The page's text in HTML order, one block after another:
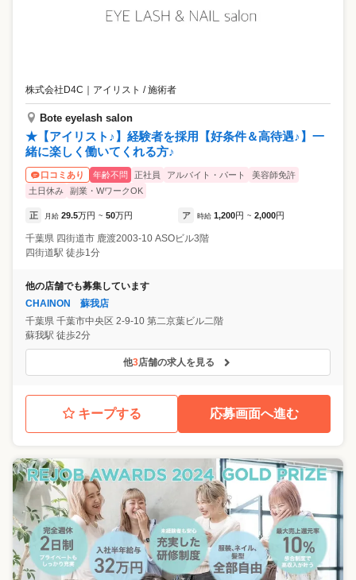
株式会社D4C アイリスト / 施術者
Bote eyelash salon
★【アイリスト♪】経験者を採用【好条件＆高待遇♪】一
緒に楽しく働いてくれる方♪
口コミあり 年齢不問 正社員 アルバイト・パート
美容師免許
土日休み
副業・WワークOK
正 月給 29.5万円 ~ 50万円 ア 時給 1,200円 ~ 2,000円
千葉県 四街道市 鹿渡2003-10 ASOビル3階
四街道駅 徒歩1分
他の店舗でも募集しています
CHAINON 蘇我店
千葉県 千葉市中央区 2-9-10 第二京葉ビル二階
蘇我駅 徒歩2分
他3店舗の求人を見る
キープする 応募画面へ進む